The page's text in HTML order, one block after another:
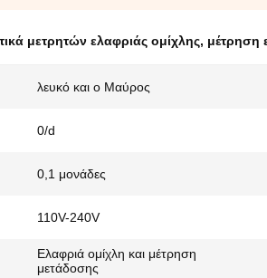
μετρητών ελαφριάς ομίχλης, μέτρηση
λευκό και ο Μαύρος
0/d
0,1 μονάδες
110V-240V
Ελαφριά ομίχλη και μέτρηση
μετάδοσης